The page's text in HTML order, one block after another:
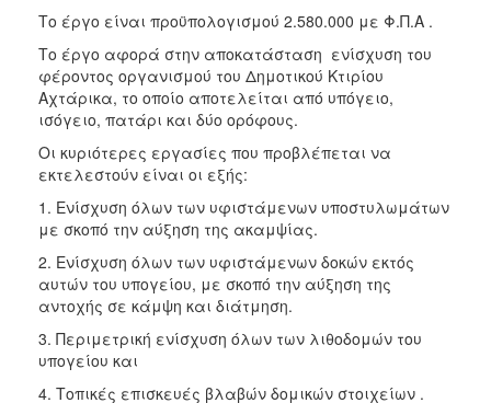
ΔΗΜΟΤΗΣ
ΕΠΙΣΚΕΠΤΗΣ
ΗΡΑΚΛΕΙΟ
Το έργο είναι προϋπολογισμού 2.580.000 με Φ.Π.Α .
Το έργο αφορά στην αποκατάσταση  ενίσχυση του
φέροντος οργανισμού του Δημοτικού Κτιρίου
Αχτάρικα, το οποίο αποτελείται από υπόγειο,
ισόγειο, πατάρι και δύο ορόφους.
Οι κυριότερες εργασίες που προβλέπεται να
εκτελεστούν είναι οι εξής:
1. Ενίσχυση όλων των υφιστάμενων υποστυλωμάτων
με σκοπό την αύξηση της ακαμψίας.
2. Ενίσχυση όλων των υφιστάμενων δοκών εκτός
αυτών του υπογείου, με σκοπό την αύξηση της
αντοχής σε κάμψη και διάτμηση.
3. Περιμετρική ενίσχυση όλων των λιθοδομών του
υπογείου και
4. Τοπικές επισκευές βλαβών δομικών στοιχείων .